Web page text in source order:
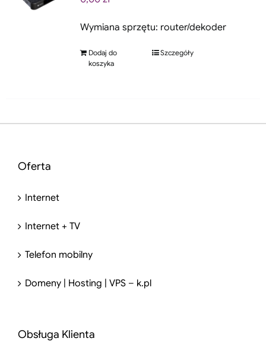
Wymiana sprzętu: router/dekoder
Dodaj do
koszyka
Szczegóły
Oferta
Internet
Internet + TV
Telefon mobilny
Domeny | Hosting | VPS – k.pl
Obsługa Klienta